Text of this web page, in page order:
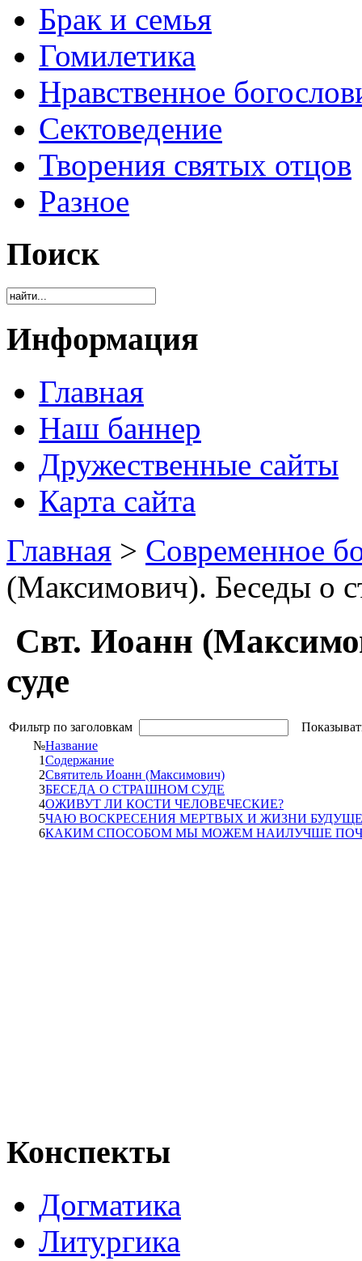
Брак и семья
Гомилетика
Нравственное
Сектоведение
Творения святых отцов
Разное
Поиск
Информация
Главная
Наш баннер
Дружественные сайты
Карта сайта
Главная > Современное
(Максимович). Беседы о
Свт. Иоанн
суде
Фильтр по заголовкам
№Название
1Содержание
2Святитель Иоанн (Максимович)
3БЕСЕДА О СТРАШНОМ СУДЕ
4ОЖИВУТ ЛИ КОСТИ ЧЕЛОВЕЧЕСКИЕ?
5ЧАЮ ВОСКРЕСЕНИЯ МЕРТВЫХ И ЖИЗНИ
6КАКИМ СПОСОБОМ МЫ МОЖЕМ НАИЛУЧШЕ
Конспекты
Догматика
Литургика